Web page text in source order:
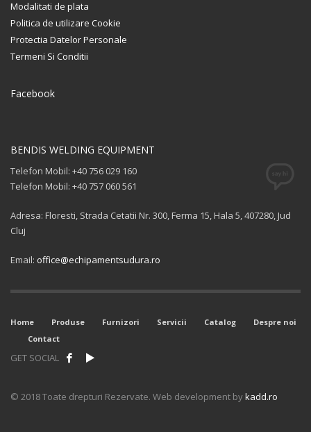
Modalitati de plata
Politica de utilizare Cookie
Protectia Datelor Personale
Termeni Si Conditii
Facebook
BENDIS WELDING EQUIPMENT
Telefon Mobil: +40 756 029 160
Telefon Mobil: +40 757 060 561
Adresa: Floresti, Strada Cetatii Nr. 300, Ferma 15, Hala 5, 407280, Jud
Cluj
Email: office@echipamentsudura.ro
Home Produse Furnizori Servicii Catalog
Despre noi
Contact
GET SOCIAL
© 2018 Toate drepturi Rezervate. Web development bykadd.ro